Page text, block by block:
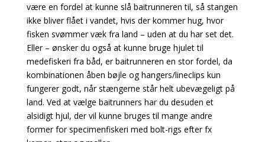
være en fordel at kunne slå baitrunneren til, så stangen
ikke bliver flået i vandet, hvis der kommer hug, hvor
fisken svømmer væk fra land – uden at du har set det.
Eller – ønsker du også at kunne bruge hjulet til
medefiskeri fra båd, er baitrunneren en stor fordel, da
kombinationen åben bøjle og hangers/lineclips kun
fungerer godt, når stængerne står helt ubevægeligt på
land. Ved at vælge baitrunners har du desuden et
alsidigt hjul, der vil kunne bruges til mange andre
former for specimenfiskeri med bolt-rigs efter fx